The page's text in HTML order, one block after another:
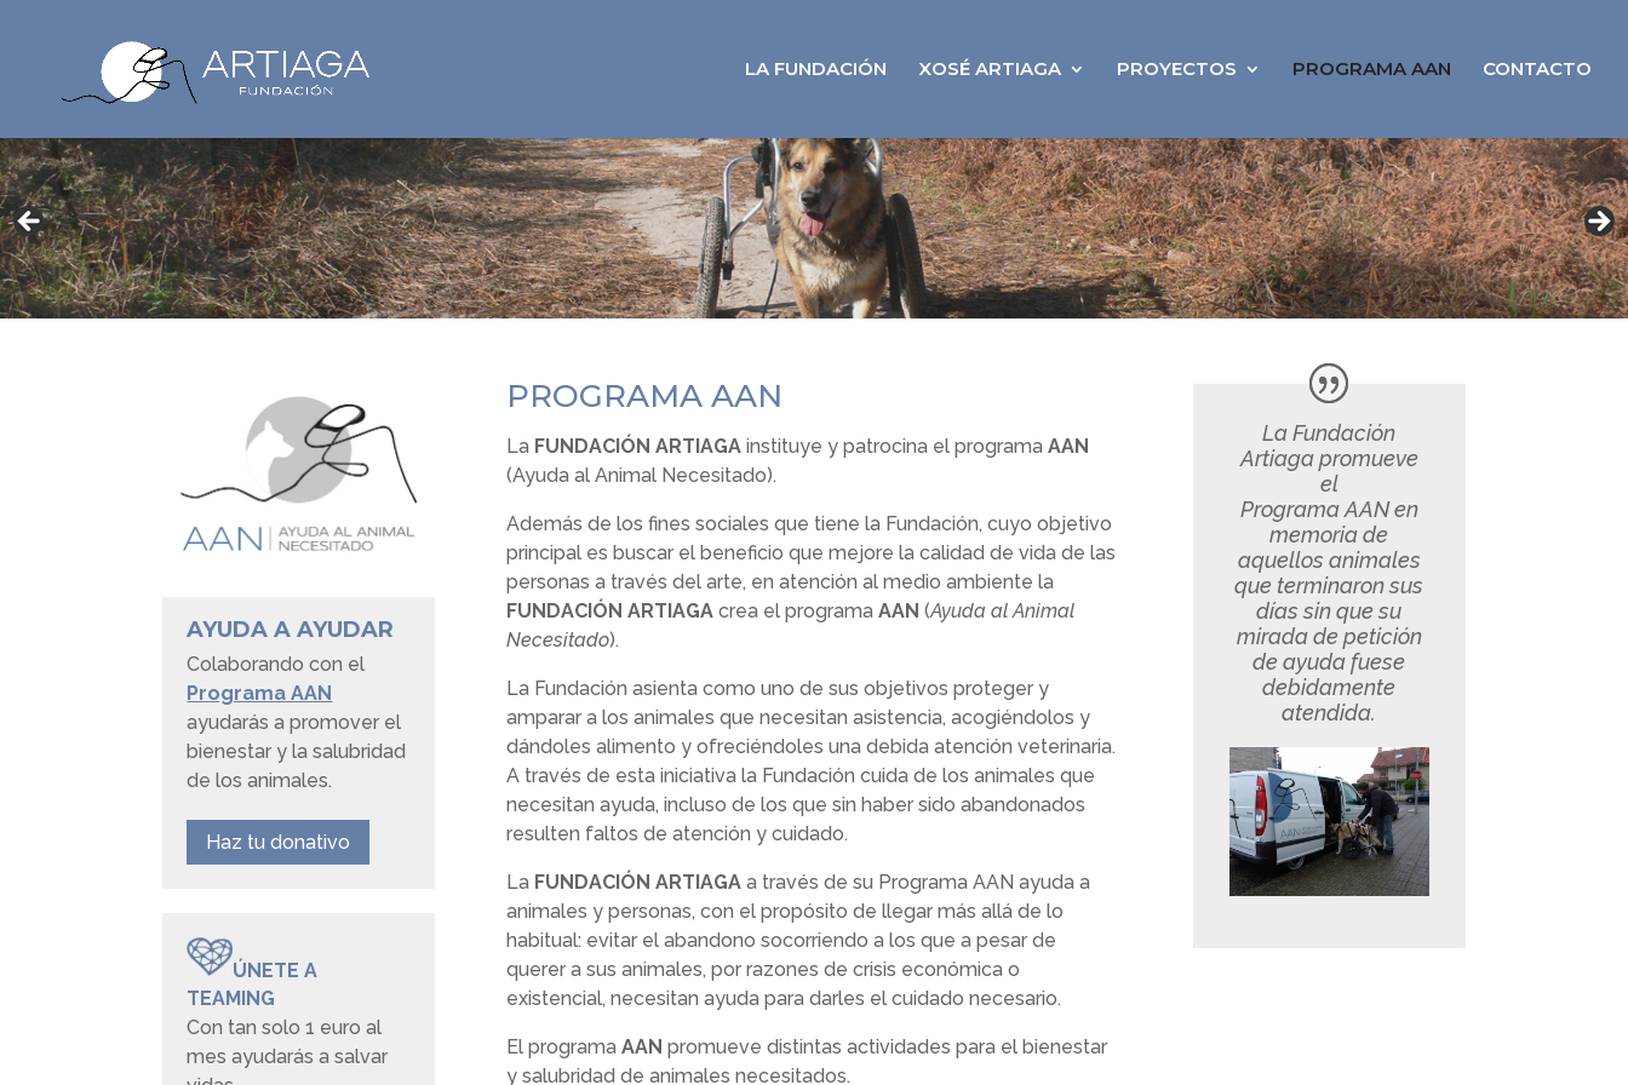
LA FUNDACIÓN XOSÉ ARTIAGA PROYECTOS PROGRAMA AAN CONTACTO
AYUDA A AYUDAR
Colaborando con el
Programa AAN
ayudarás a promover el
bienestar y la salubridad
de los animales.
Haz tu donativo
ÚNETE A
TEAMING
Con tan solo 1 euro al
mes ayudarás a salvar
PROGRAMA AAN
La FUNDACIÓN ARTIAGAinstituye y patrocina el programa AAN
(Ayuda al Animal Necesitado).
Además de los fines sociales que tiene la Fundación, cuyo objetivo
principal es buscar el beneficio que mejore la calidad de vida de las
personas a través del arte, en atención al medio ambiente la
FUNDACIÓN ARTIAGA crea el programa AAN (Ayuda al Animal
Necesitado).
La Fundación asienta como uno de sus objetivos proteger y
amparar a los animales que necesitan asistencia, acogiéndolos y
dándoles alimento y ofreciéndoles una debida atención veterinaria.
A través de esta iniciativa la Fundación cuida de los animales que
necesitan ayuda, incluso de los que sin haber sido abandonados
resulten faltos de atención y cuidado.
La FUNDACIÓN ARTIAGAa través de su Programa AAN ayuda a
animales y personas, con el propósito de llegar más allá de lo
habitual: evitar el abandono socorriendo a los que a pesar de
querer a sus animales, por razones de crisis económica o
existencial, necesitan ayuda para darles el cuidado necesario.
El programa AAN promueve distintas actividades para el bienestar
y salubridad de animales necesitados.
La Fundación
Artiaga promueve
el
Programa AAN en
memoria de
aquellos animales
que terminaron sus
días sin que su
mirada de petición
de ayuda fuese
debidamente
atendida.